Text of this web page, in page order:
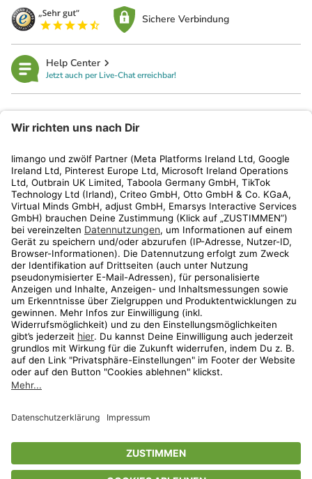
Sichere Verbindung
Help Center
Jetzt auch per Live-Chat erreichbar!
Kundenservice
Shop
Aktionen
Travel
* Streichpreise entsprechen der unverbindlichen Preisempfehlung des